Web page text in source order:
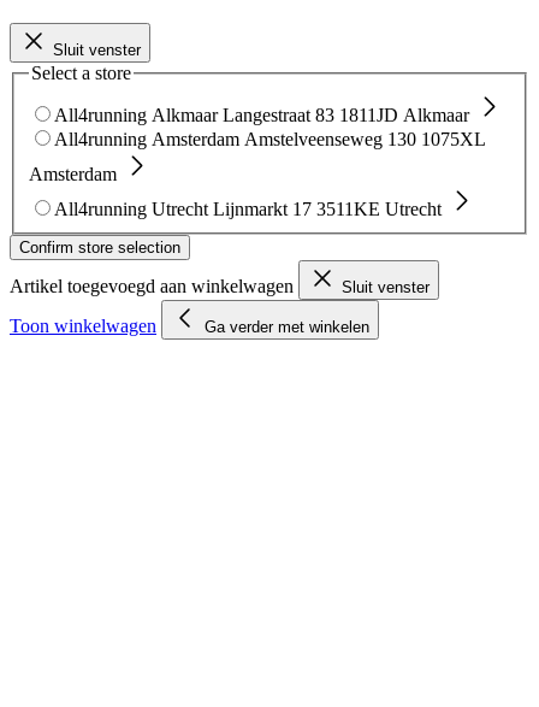
Sluit venster
Select a store
All4running Alkmaar Langestraat 83 1811JD Alkmaar
All4running Amsterdam Amstelveenseweg 130 1075XL
Amsterdam
All4running Utrecht Lijnmarkt 17 3511KE Utrecht
Confirm store selection
Artikel toegevoegd aan winkelwagen Sluit venster
Toon winkelwagen Ga verder met winkelen